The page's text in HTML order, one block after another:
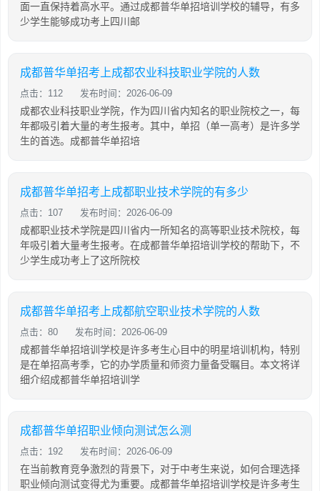
面一直保持着高水平。通过成都普华单招培训学校的辅导，有多
少学生能够成功考上四川邮
成都普华单招考上成都农业科技职业学院的人数
点击：112 发布时间：2026-06-09
成都农业科技职业学院，作为四川省内知名的职业院校之一，每
年都吸引着大量的考生报考。其中，单招（单一高考）是许多学
生的首选。成都普华单招培
成都普华单招考上成都职业技术学院的有多少
点击：107 发布时间：2026-06-09
成都职业技术学院是四川省内一所知名的高等职业技术院校，每
年吸引着大量考生报考。在成都普华单招培训学校的帮助下，不
少学生成功考上了这所院校
成都普华单招考上成都航空职业技术学院的人数
点击：80 发布时间：2026-06-09
成都普华单招培训学校是许多考生心目中的明星培训机构，特别
是在单招高考季，它的办学质量和师资力量备受瞩目。本文将详
细介绍成都普华单招培训学
成都普华单招职业倾向测试怎么测
点击：192 发布时间：2026-06-09
在当前教育竞争激烈的背景下，对于中考生来说，如何合理选择
职业倾向测试变得尤为重要。成都普华单招培训学校是许多考生